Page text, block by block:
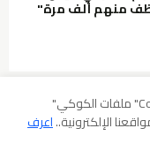
منهم ألف مرة"
إخلاء المسؤولية
هذا الموقع يستخدم ملف تعريف الإرتباط Cookie" ملفات الكوكي"
الإلكترونية..اعرف